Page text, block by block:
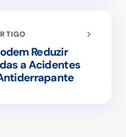
Reduzir
a Acidentes